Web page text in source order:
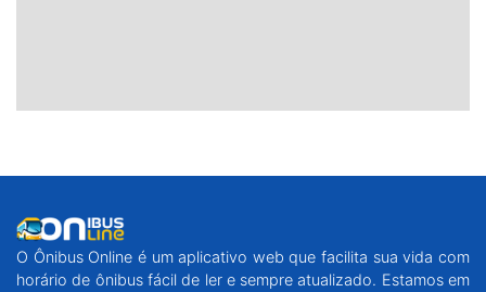
O Ônibus Online é um aplicativo web que facilita sua vida com
horário de ônibus fácil de ler e sempre atualizado. Estamos em